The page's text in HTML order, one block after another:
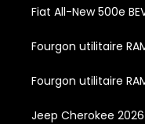
Fiat All-New 500e
Fourgon utilitaire
Fourgon utilitaire
Jeep Cherokee